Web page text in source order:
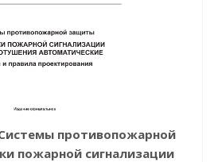
противопожарной
пожарной сигнализации